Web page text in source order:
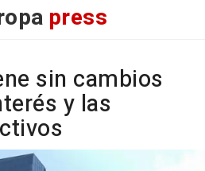
press
sin cambios
y las